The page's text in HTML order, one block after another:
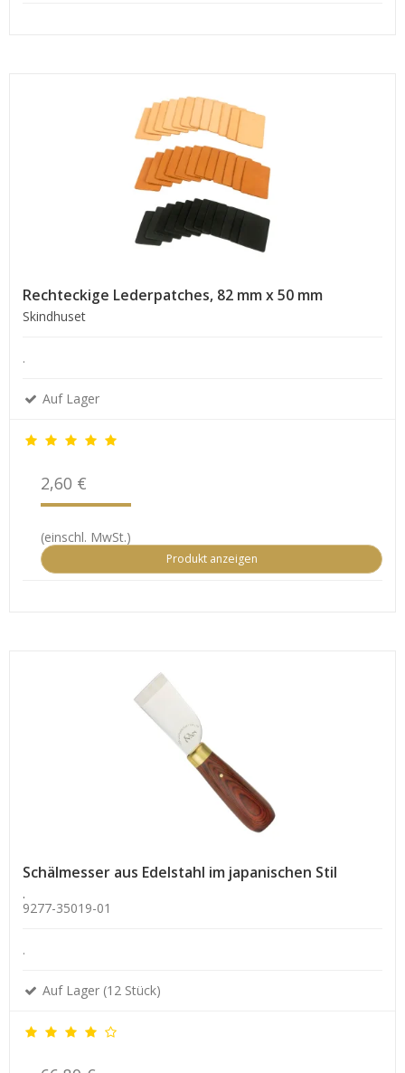
Rechteckige Lederpatches, 82 mm x 50 mm
Skindhuset
.
Auf Lager
2,60 €
(einschl. MwSt.)
Produkt anzeigen
Schälmesser aus Edelstahl im japanischen Stil
.
9277-35019-01
.
Auf Lager (12 Stück)